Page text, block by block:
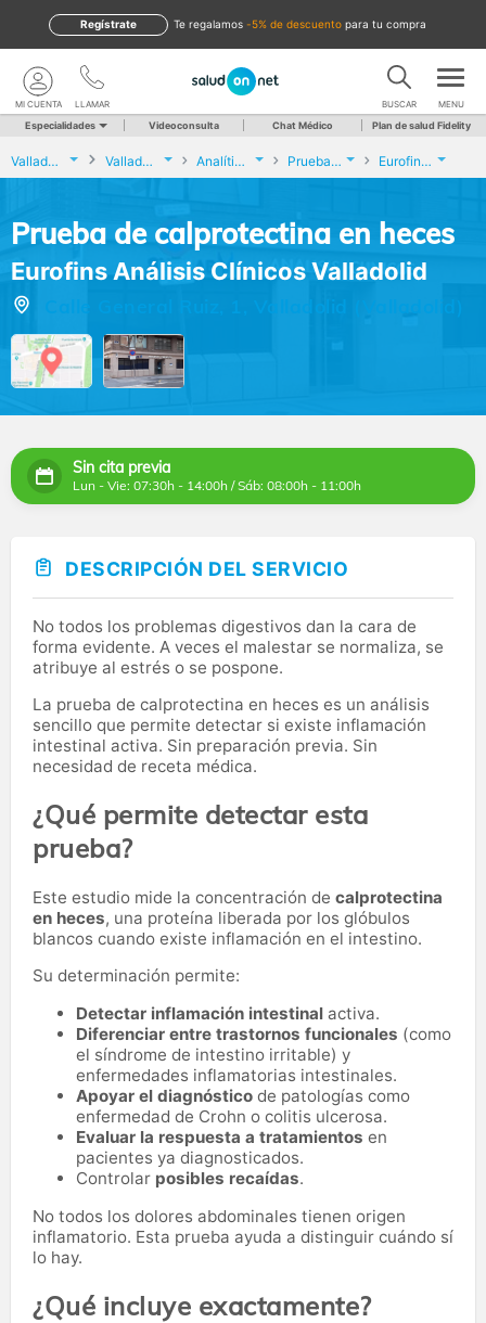
te regalamos -5% de descuento para tu compra
Regístrate
LLAMAR
MI CUENTA BUSCAR MENU
Especialidades Videoconsulta Chat Médico Plan de salud Fidelity
Valladolid Valladolid Analíticas y Genética Prueba de calprotectina en heces Eurofins Análisis Clínicos Valladolid
Prueba de calprotectina en heces
Eurofins Análisis Clínicos Valladolid
Sin cita previa
Lun - Vie: 07:30h - 14:00h / Sáb: 08:00h - 11:00h
DESCRIPCIÓN DEL SERVICIO
No todos los problemas digestivos dan la cara de
forma evidente. A veces el malestar se normaliza, se
atribuye al estrés o se pospone.
La prueba de calprotectina en heces es un análisis
sencillo que permite detectar si existe inflamación
intestinal activa. Sin preparación previa. Sin
necesidad de receta médica.
¿Qué permite detectar esta
prueba?
Este estudio mide la concentración de calprotectina
en heces, una proteína liberada por los glóbulos
blancos cuando existe inflamación en el intestino.
Su determinación permite:
Detectar inflamación intestinal activa.
Diferenciar entre trastornos funcionales (como
el síndrome de intestino irritable) y
enfermedades inflamatorias intestinales.
Apoyar el diagnóstico de patologías como
enfermedad de Crohn o colitis ulcerosa.
Evaluar la respuesta a tratamientos en
pacientes ya diagnosticados.
Controlar posibles recaídas.
No todos los dolores abdominales tienen origen
inflamatorio. Esta prueba ayuda a distinguir cuándo sí
lo hay.
¿Qué incluye exactamente?